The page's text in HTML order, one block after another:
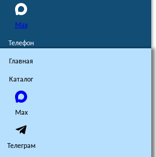
Max
Телефон
Главная
Каталог
Max
Телеграм